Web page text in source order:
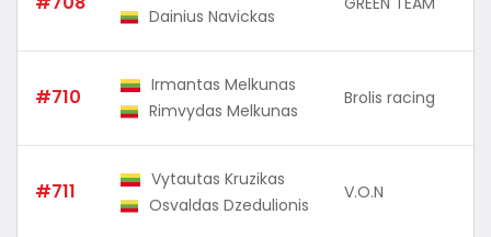
Dainius Navickas
#710
Irmantas Melkunas
Rimvydas Melkunas
Brolis racing
#711
Vytautas Kruzikas
Osvaldas Dzedulionis
V.O.N